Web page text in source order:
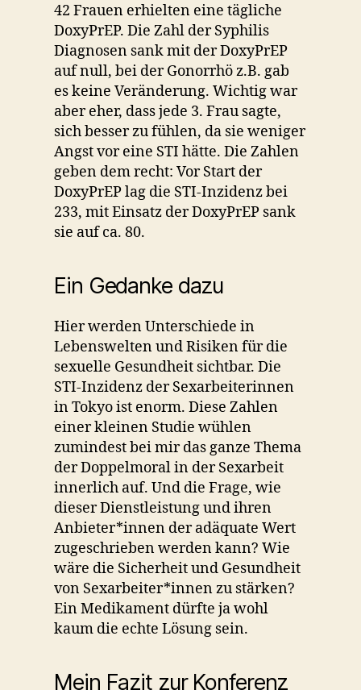
42 Frauen erhielten eine tägliche
DoxyPrEP. Die Zahl der Syphilis
Diagnosen sank mit der DoxyPrEP
auf null, bei der Gonorrhö z.B. gab
es keine Veränderung. Wichtig war
aber eher, dass jede 3. Frau sagte,
sich besser zu fühlen, da sie weniger
Angst vor eine STI hätte. Die Zahlen
geben dem recht: Vor Start der
DoxyPrEP lag die STI-Inzidenz bei
233, mit Einsatz der DoxyPrEP sank
sie auf ca. 80.
Ein Gedanke dazu
Hier werden Unterschiede in
Lebenswelten und Risiken für die
sexuelle Gesundheit sichtbar. Die
STI-Inzidenz der Sexarbeiterinnen
in Tokyo ist enorm. Diese Zahlen
einer kleinen Studie wühlen
zumindest bei mir das ganze Thema
der Doppelmoral in der Sexarbeit
innerlich auf. Und die Frage, wie
dieser Dienstleistung und ihren
Anbieter*innen der adäquate Wert
zugeschrieben werden kann? Wie
wäre die Sicherheit und Gesundheit
von Sexarbeiter*innen zu stärken?
Ein Medikament dürfte ja wohl
kaum die echte Lösung sein.
Mein Fazit zur Konferenz